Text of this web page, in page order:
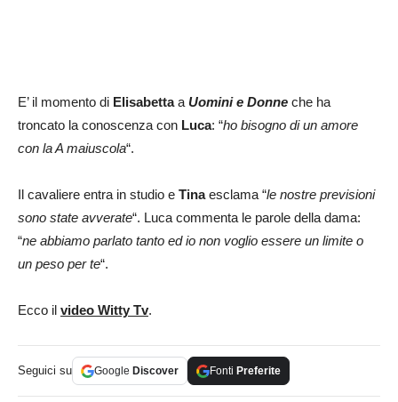
E’ il momento di ElisabettaaUomini e Donne che ha
troncato la conoscenza con Luca: “ho bisogno di un amore
con la A maiuscola“.
Il cavaliere entra in studio e Tinaesclama “le nostre previsioni
sono state avverate“. Luca commenta le parole della dama:
“ne abbiamo parlato tanto ed io non voglio essere un limite o
un peso per te“.
Ecco il video Witty Tv.
Seguici su Google Discover Fonti Preferite